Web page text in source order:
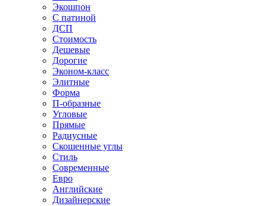
Экошпон
С патиной
ДСП
Стоимость
Дешевые
Дорогие
Эконом-класс
Элитные
Форма
П-образные
Угловые
Прямые
Радиусные
Скошенные углы
Стиль
Современные
Евро
Английские
Дизайнерские